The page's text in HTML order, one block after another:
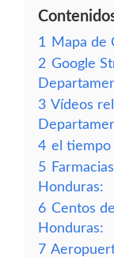
1
Mapa de
2 Google
3 Vídeos
4 el tiempo
5
Honduras:
6 Centos
Honduras:
7